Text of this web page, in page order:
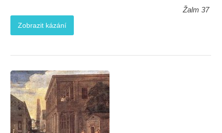
Žalm 37
Zobrazit kázání